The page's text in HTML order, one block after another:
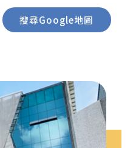
搜尋Google地圖